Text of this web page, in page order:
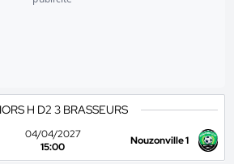
H D2 3 BRASSEURS
04/04/2027
15:00
Nouzonville 1